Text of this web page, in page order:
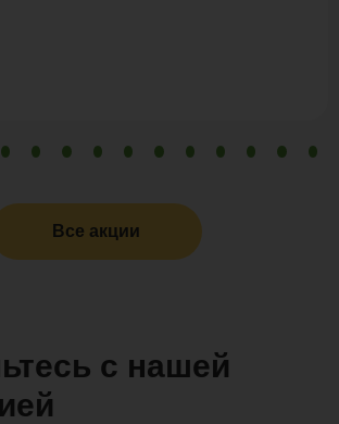
Все акции
с нашей